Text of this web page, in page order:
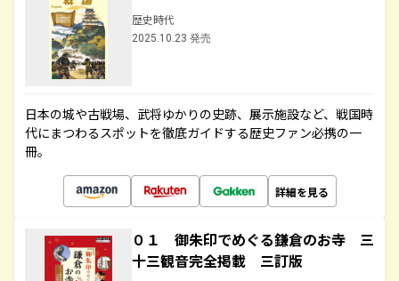
歴史時代
2025.10.23 発売
日本の城や古戦場、武将ゆかりの史跡、展示施設など、戦国時
代にまつわるスポットを徹底ガイドする歴史ファン必携の一
冊。
詳細を見る
０１ 御朱印でめぐる鎌倉のお寺 三
十三観音完全掲載 三訂版